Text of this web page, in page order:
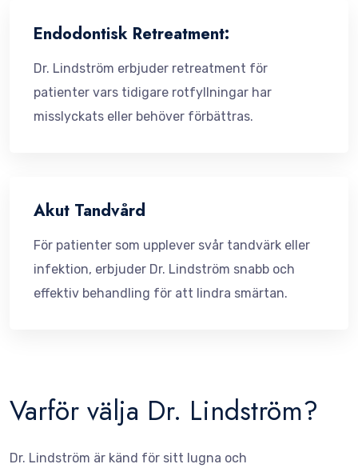
Endodontisk Retreatment:
Dr. Lindström erbjuder retreatment för
patienter vars tidigare rotfyllningar har
misslyckats eller behöver förbättras.
Akut Tandvård
För patienter som upplever svår tandvärk eller
infektion, erbjuder Dr. Lindström snabb och
effektiv behandling för att lindra smärtan.
Varför välja Dr. Lindström?
Dr. Lindström är känd för sitt lugna och